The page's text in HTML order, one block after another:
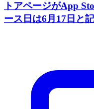
トアページがApp
ース日は6月17日と